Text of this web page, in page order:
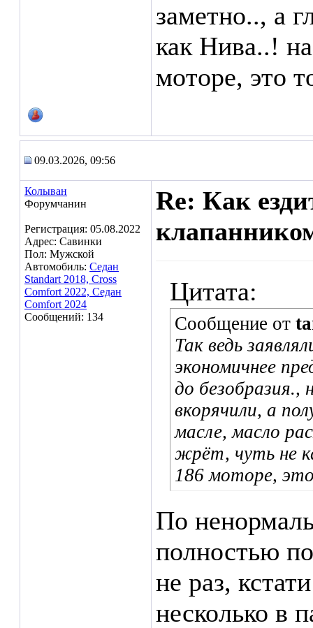
заметно.., а
как Нива..!
моторе, это
09.03.2026, 09:56
Колыван
Форумчанин
Регистрация: 05.08.2022
Адрес: Савинки
Пол: Мужской
Автомобиль: Седан
Standart 2018, Cross
Comfort 2022, Седан
Comfort 2024
Сообщений: 134
Re: Как
Цитата:
Сообщение от
Так ведь
экономичнее
до
вкорячили, а
масле, масло
жрёт, чуть не
186 моторе,
По
полностью
не раз,
несколько в